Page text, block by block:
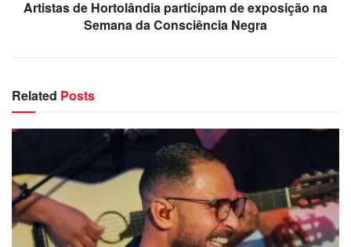
Artistas de Hortolândia participam de exposição na
Semana da Consciência Negra
Related Posts